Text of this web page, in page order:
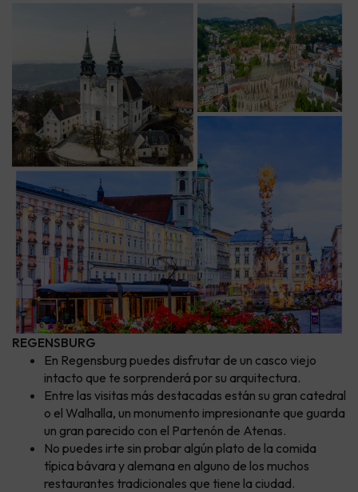
REGENSBURG
En Regensburg puedes disfrutar de un casco viejo
intacto que te sorprenderá por su arquitectura.
Entre las visitas más destacadas están su gran catedral
o el Walhalla, un monumento impresionante que guarda
un gran parecido con el Partenón de Atenas.
No puedes irte sin probar algún plato de la comida
típica bávara y alemana en alguno de los muchos
restaurantes tradicionales que tiene la ciudad.